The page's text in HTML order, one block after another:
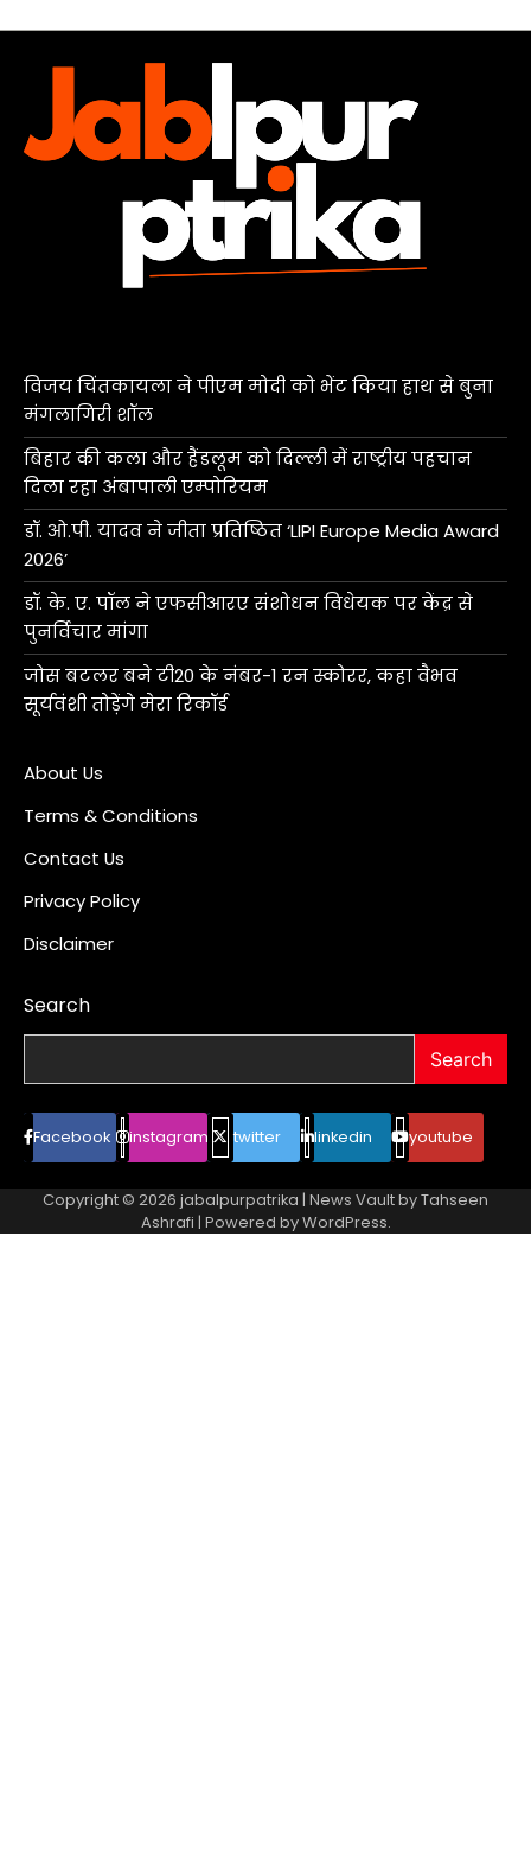
विजय चिंतकायला ने पीएम मोदी को भेंट किया हाथ से बुना
मंगलागिरी शॉल
बिहार की कला और हैंडलूम को दिल्ली में राष्ट्रीय पहचान
दिला रहा अंबापाली एम्पोरियम
डॉ. ओ.पी. यादव ने जीता प्रतिष्ठित ‘LIPI Europe Media Award
2026’
डॉ. के. ए. पॉल ने एफसीआरए संशोधन विधेयक पर केंद्र से
पुनर्विचार मांगा
जोस बटलर बने टी20 के नंबर-1 रन स्कोरर, कहा वैभव
सूर्यवंशी तोड़ेंगे मेरा रिकॉर्ड
About Us
Terms & Conditions
Contact Us
Privacy Policy
Disclaimer
Search
Search
Facebook instagram twitter linkedin youtube
Copyright © 2026 jabalpurpatrika | News Vault byTahseen
Ashrafi | Powered byWordPress.